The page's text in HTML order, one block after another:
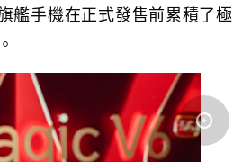
艦手機在正式發售前累積了極